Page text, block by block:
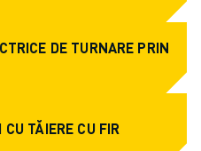
DE TURNARE PRIN
CU TĂIERE CU FIR